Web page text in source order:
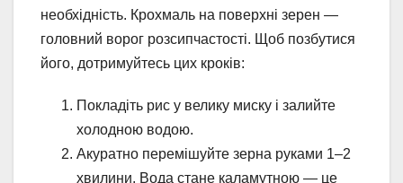
необхідність. Крохмаль на поверхні зерен —
головний ворог розсипчастості. Щоб позбутися
його, дотримуйтесь цих кроків:
Покладіть рис у велику миску і залийте
холодною водою.
Акуратно перемішуйте зерна руками 1–2
хвилини. Вода стане каламутною — це